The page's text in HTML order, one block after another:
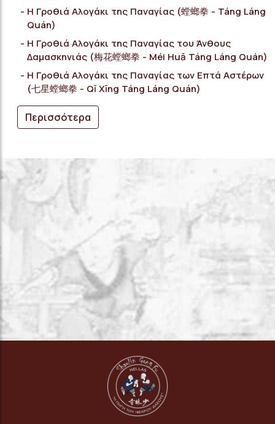
Η Γροθιά Αλογάκι της Παναγίας (螳螂拳 - Táng Láng
Quán)
Η Γροθιά Αλογάκι της Παναγίας του Άνθους
Δαμασκηνιάς (梅花螳螂拳 - Méi Huā Táng Láng Quán)
Η Γροθιά Αλογάκι της Παναγίας των Επτά Αστέρων
(七星螳螂拳 - Qī Χīng Táng Láng Quán)
Περισσότερα